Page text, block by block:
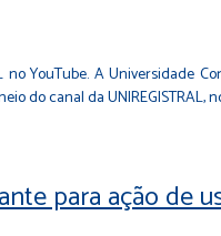
YouTube. A Universidade
do canal da
para ação de